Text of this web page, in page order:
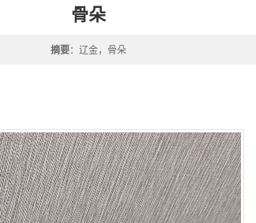
骨朵
摘要：辽金，骨朵